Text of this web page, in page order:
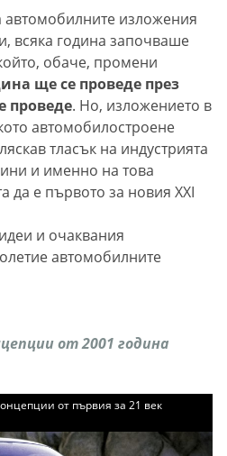
автомобилните изложения
всяка година започваше
обаче, промени
ще се проведе през
проведе. Но, изложението в
автомобилостроене
тласък на индустрията
и именно на това
да е първото за новия XXI
и очаквания
автомобилните
от 2001 година
от първия за 21 век
от първия за 21 век
от първия за 21 век
от първия за 21 век
от първия за 21 век
от първия за 21 век
от първия за 21 век
от първия за 21 век
от първия за 21 век
от първия за 21 век
от първия за 21 век
от първия за 21 век